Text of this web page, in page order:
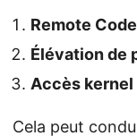
Remote
Élévation de
Accès kernel
Cela peut